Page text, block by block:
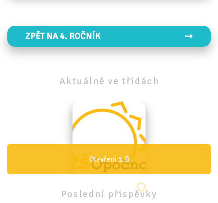
ZPĚT NA 4. ROČNÍK
Aktuálně ve třídách
Otevření 1. A
Poslední příspěvky